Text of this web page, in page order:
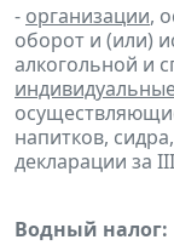
- организации,
оборот и (или)
алкогольной и
напитков,
декларации за
Водный налог: